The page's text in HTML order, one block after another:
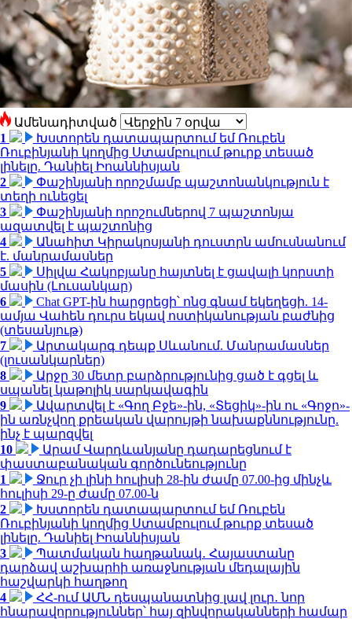
Ամենադիտված
1
Խստորեն դատապարտում եմ Ռուբեն
Ռուբինյանի կողմից Ստամբուլում թուրք տեսած
լինելը. Դանիել Իոաննիսյան
2
Փաշինյանի որոշմամբ պաշտոնանկություն է
տեղի ունեցել
3
Փաշինյանի որոշումներով 7 պաշտոնյա
ազատվել է պաշտոնից
4
Անահիտ Կիրակոսյանի դուստրն ամուսնանում
է. մանրամասներ
5
Սիլվա Հակոբյանը հայտնել է ցավալի կորստի
մասին (Լուսանկար)
6
Chat GPT-ին հարցրեցի՝ ոնց գնամ եկեղեցի. 14-
ամյա Վահեն դուրս եկավ ոստիկանության բաժնից
(տեսանյութ)
7
Արտակարգ դեպք Սևանում. Մանրամասներ
(լուսանկարներ)
8
Արջը 30 մետր բարձրությունից ցած է գցել և
սպանել կաթոլիկ սարկավագին
9
Ավարտվել է «Գող Բջե»-ին, «Տեցիկ»-ին ու «Գոջո»-
ին առնչվող քրեական վարույթի նախաքննությունը.
ինչ է պարզվել
10
Արամ Վարդևանյանը դադարեցնում է
փաստաբանական գործունեությունը
1
Ջուր չի լինի հուլիսի 28-ին ժամը 07.00-ից մինչև
հուլիսի 29-ը ժամը 07.00-ն
2
Խստորեն դատապարտում եմ Ռուբեն
Ռուբինյանի կողմից Ստամբուլում թուրք տեսած
լինելը. Դանիել Իոաննիսյան
3
Պատմական հաղթանակ․ Հայաստանը
դարձավ աշխարհի առաջնության մեդալային
հաշվարկի հաղթող
4
ՀՀ-ում ԱՄՆ դեսպանատնից լավ լուր․ նոր
հնարավորություններ՝ հայ զինվորականների համար